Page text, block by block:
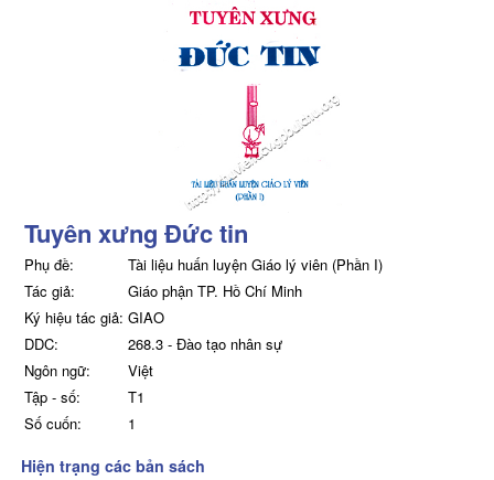
Tuyên xưng Đức tin
Phụ đề:
Tài liệu huấn luyện Giáo lý viên (Phần I)
Tác giả:
Giáo phận TP. Hồ Chí Minh
Ký hiệu tác giả: GIAO
DDC:
268.3 - Đào tạo nhân sự
Ngôn ngữ:
Việt
Tập - số:
T1
Số cuốn:
1
Hiện trạng các bản sách